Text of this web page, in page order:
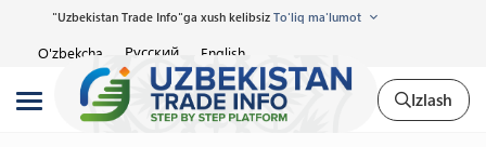
"Uzbekistan Trade Info"ga xush kelibsiz To'liq ma'lumot
O'zbekcha Русский English
Izlash